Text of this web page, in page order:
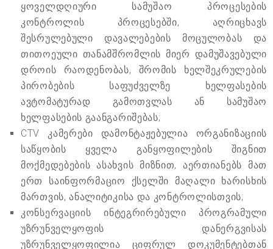
ყოველდღიური სამუშაო პროცესების
კონტროლის პროცესებში, აღრიცხავს
შესრულებული დავალებების მოცულობას და
თითოეული თანამშრომლის მიერ დამუშავებული
დროის რაოდენობას, შრომის ხელშეკრულების
პირობების საფუძველზე ხელფასების
ავტომატურად გამოთვლას ან სამუშაო
ხელფასების გაანგარიშებას;
CTV კამერები დამონტაჟებულია ორგანიზაციის
საწყობის ყველა განყოფილების შიგნით
მოქმედებების ასახვის მიზნით, აერთიანებს მათ
ერთ საინფორმაციო ქსელში მაღალი ხარისხის
მართვის, ანალიტიკისა და კონტროლისთვის;
კონსერვაციის ინტეგრირებული პროგრამული
უზრუნველყოფის დანერგვისას
უზრუნველყოფილია ციფრულ დოკუმენტებთან